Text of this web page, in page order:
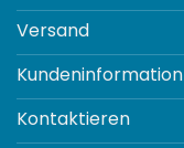
Versand
Kundeninformation
Kontaktieren